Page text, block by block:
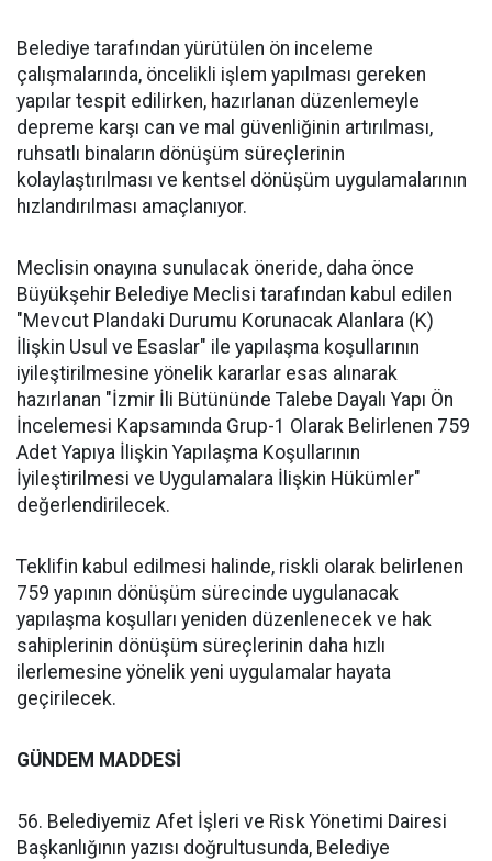
Belediye tarafından yürütülen ön inceleme
çalışmalarında, öncelikli işlem yapılması gereken
yapılar tespit edilirken, hazırlanan düzenlemeyle
depreme karşı can ve mal güvenliğinin artırılması,
ruhsatlı binaların dönüşüm süreçlerinin
kolaylaştırılması ve kentsel dönüşüm uygulamalarının
hızlandırılması amaçlanıyor.
Meclisin onayına sunulacak öneride, daha önce
Büyükşehir Belediye Meclisi tarafından kabul edilen
"Mevcut Plandaki Durumu Korunacak Alanlara (K)
İlişkin Usul ve Esaslar" ile yapılaşma koşullarının
iyileştirilmesine yönelik kararlar esas alınarak
hazırlanan "İzmir İli Bütününde Talebe Dayalı Yapı Ön
İncelemesi Kapsamında Grup-1 Olarak Belirlenen 759
Adet Yapıya İlişkin Yapılaşma Koşullarının
İyileştirilmesi ve Uygulamalara İlişkin Hükümler"
değerlendirilecek.
Teklifin kabul edilmesi halinde, riskli olarak belirlenen
759 yapının dönüşüm sürecinde uygulanacak
yapılaşma koşulları yeniden düzenlenecek ve hak
sahiplerinin dönüşüm süreçlerinin daha hızlı
ilerlemesine yönelik yeni uygulamalar hayata
geçirilecek.
GÜNDEM MADDESİ
56. Belediyemiz Afet İşleri ve Risk Yönetimi Dairesi
Başkanlığının yazısı doğrultusunda, Belediye